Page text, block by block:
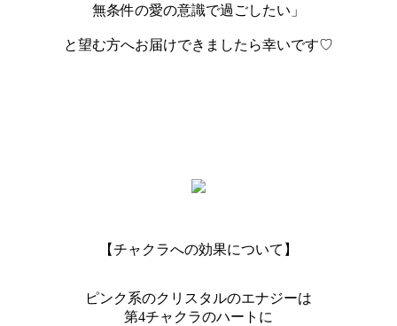
無条件の愛の意識で過ごしたい」
と望む方へお届けできましたら幸いです♡
【チャクラへの効果について】
ピンク系のクリスタルのエナジーは
第4チャクラのハートに